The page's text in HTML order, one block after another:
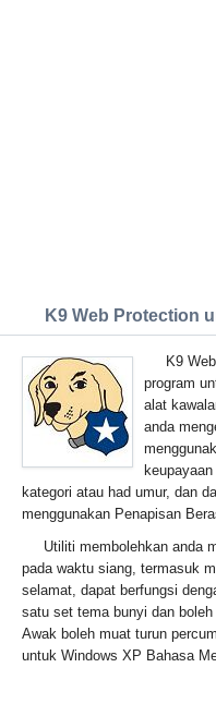
K9 Web Protection
K9
program
alat
anda
kategori atau had umur, dan
menggunakan Penapisan
Utiliti membolehkan anda
pada waktu siang, termasuk
selamat, dapat berfungsi
satu set tema bunyi dan
Awak boleh muat turun
untuk Windows XP Bahasa